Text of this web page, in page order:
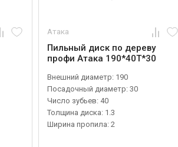
Атака
Пильный диск по дереву
профи Атака 190*40T*30
Внешний диаметр: 190
Посадочный диаметр: 30
Число зубьев: 40
Толщина диска: 1.3
Ширина пропила: 2